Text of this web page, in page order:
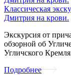
Классическая
Дмитрия на крови.
Экскурсия от
обзорной об
Угличского
Подробнее